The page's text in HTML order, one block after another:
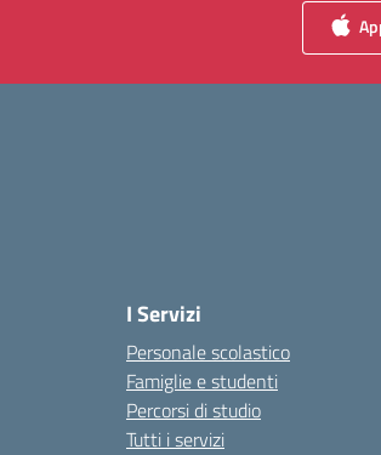
I Servizi
Personale scolastico
Famiglie e studenti
Percorsi di studio
Tutti i servizi